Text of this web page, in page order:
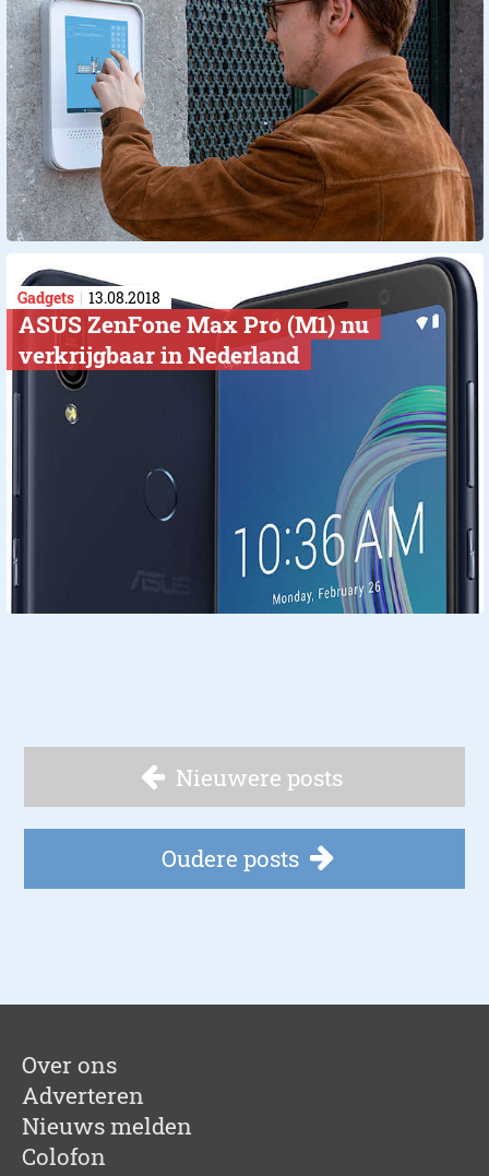
Gadgets 13.08.2018
ASUS ZenFone Max Pro (M1) nu
verkrijgbaar in Nederland
Nieuwere posts
Oudere posts
Over ons
Adverteren
Nieuws melden
Colofon